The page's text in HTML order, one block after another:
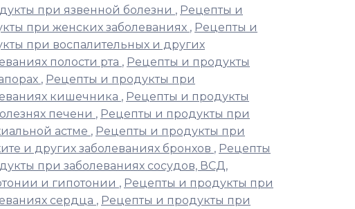
при язвенной болезни , Рецепты и
при женских заболеваниях , Рецепты и
при воспалительных и других
полости рта , Рецепты и продукты
, Рецепты и продукты при
кишечника , Рецепты и продукты
печени , Рецепты и продукты при
астме , Рецепты и продукты при
и других заболеваниях бронхов , Рецепты
при заболеваниях сосудов, ВСД,
и гипотонии , Рецепты и продукты при
сердца , Рецепты и продукты при